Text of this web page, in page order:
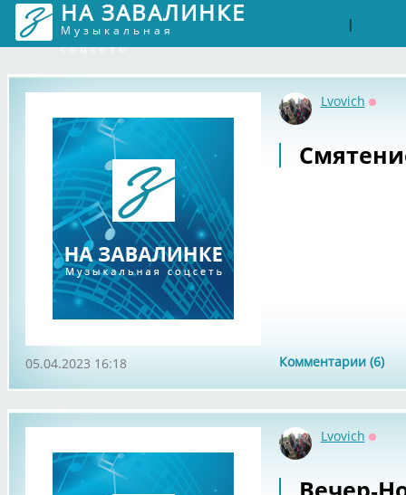
НА ЗАВАЛИНКЕ
Музыкальная
соцсеть
|
Lvovich
Комментарии (6)
05.04.2023 16:18
Lvovich